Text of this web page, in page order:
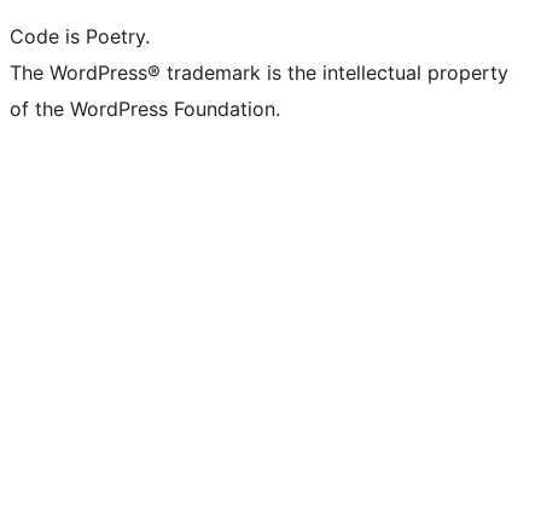
Code is Poetry.
The WordPress® trademark is the intellectual property
of the WordPress Foundation.